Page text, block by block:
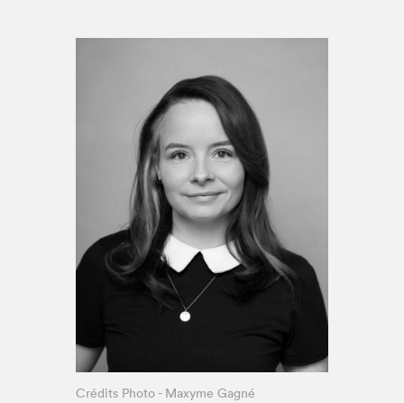
Crédits Photo - Maxyme Gagné